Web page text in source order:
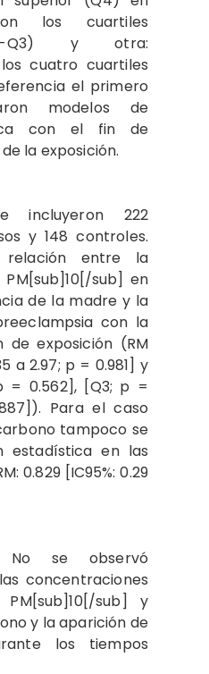
los cuartiles
Q3) y otra:
cuatro cuartiles
el primero
modelos de
con el fin de
la exposición.
incluyeron 222
y 148 controles.
entre la
sub] en
de la madre y la
con la
de exposición (RM
a 2.97; p = 0.981] y
= 0.562], [Q3; p =
Para el caso
tampoco se
estadística en las
0.829 [IC95%: 0.29
No se observó
concentraciones
sub] y
y la aparición de
los tiempos